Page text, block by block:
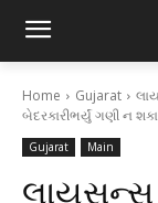
Home Gujarat
બેદરકારીભર્યું ગણી ન
Gujarat Main
લાયસન્સ